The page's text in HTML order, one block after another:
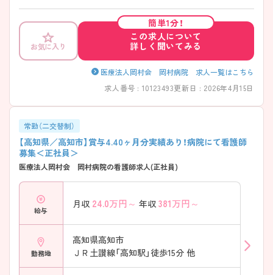
お気に入り
簡単1分！
この求人について
詳しく聞いてみる
医療法人岡村会 岡村病院 求人一覧はこちら
求人番号 : 10123493更新日 : 2026年4月15日
常勤（二交替制）
【高知県／高知市】賞与4.40ヶ月分実績あり！病院にて看護師
募集＜正社員＞
医療法人岡村会 岡村病院の看護師求人(正社員)
給与
月収 24.0万円～ 年収 381万円～
勤務地
高知県高知市
ＪＲ土讃線「高知駅」徒歩15分 他